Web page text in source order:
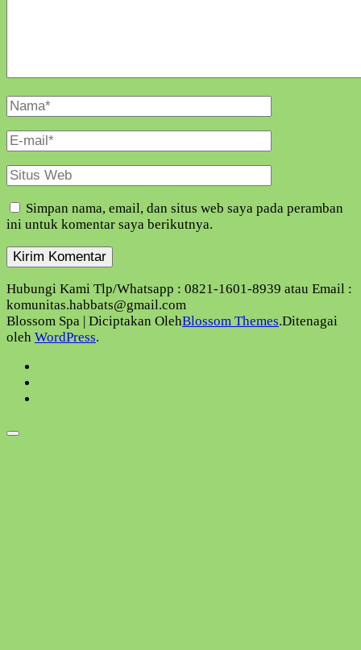
Nama
Lengkap
E-
Mail
Situs
Web
Simpan nama, email, dan situs web saya pada peramban
ini untuk komentar saya berikutnya.
Hubungi Kami Tlp/Whatsapp : 0821-1601-8939 atau Email :
komunitas.habbats@gmail.com
Blossom Spa | Diciptakan OlehBlossom Themes.Ditenagai
oleh WordPress.